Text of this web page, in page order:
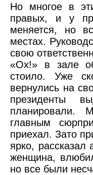
Но многое в
правых, и у
меняется, но
местах.
свою
«Ох!» в зале
стоило. Уже
вернулись на
президенты
планировали.
главным
приехал. Зато
ярко, рассказал
женщина,
но все были